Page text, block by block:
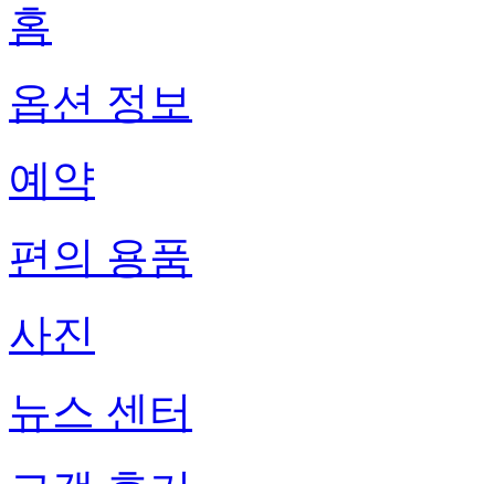
홈
옵션 정보
예약
편의 용품
사진
뉴스 센터